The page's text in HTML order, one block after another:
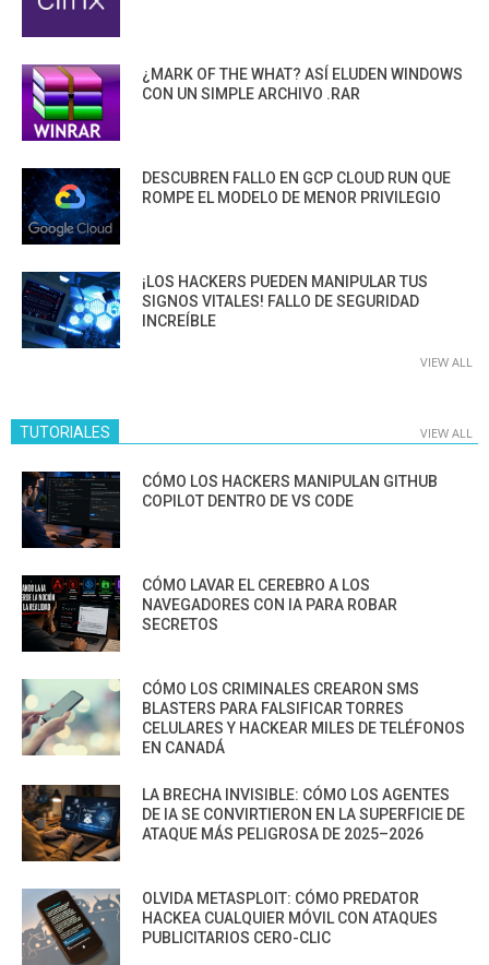
¿MARK OF THE WHAT? ASÍ ELUDEN WINDOWS
CON UN SIMPLE ARCHIVO .RAR
DESCUBREN FALLO EN GCP CLOUD RUN QUE
ROMPE EL MODELO DE MENOR PRIVILEGIO
¡LOS HACKERS PUEDEN MANIPULAR TUS
SIGNOS VITALES! FALLO DE SEGURIDAD
INCREÍBLE
VIEW ALL
TUTORIALES VIEW ALL
CÓMO LOS HACKERS MANIPULAN GITHUB
COPILOT DENTRO DE VS CODE
CÓMO LAVAR EL CEREBRO A LOS
NAVEGADORES CON IA PARA ROBAR
SECRETOS
CÓMO LOS CRIMINALES CREARON SMS
BLASTERS PARA FALSIFICAR TORRES
CELULARES Y HACKEAR MILES DE TELÉFONOS
EN CANADÁ
LA BRECHA INVISIBLE: CÓMO LOS AGENTES
DE IA SE CONVIRTIERON EN LA SUPERFICIE DE
ATAQUE MÁS PELIGROSA DE 2025–2026
OLVIDA METASPLOIT: CÓMO PREDATOR
HACKEA CUALQUIER MÓVIL CON ATAQUES
PUBLICITARIOS CERO-CLIC